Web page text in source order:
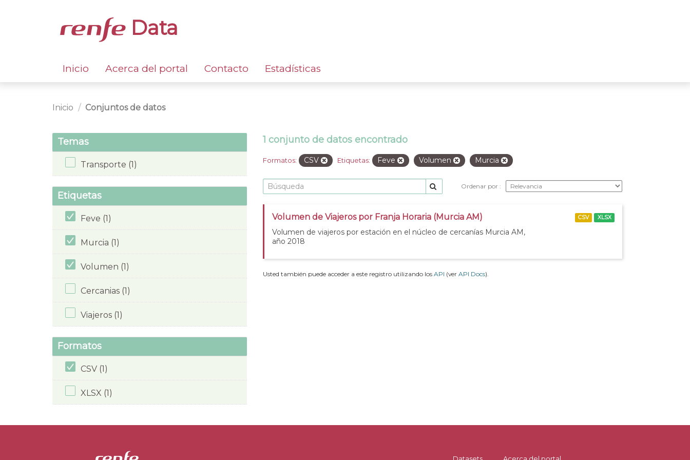
Data
Inicio Acerca del portal Contacto Estadísticas
Inicio Conjuntos de datos
Temas
Transporte (1)
Etiquetas
Feve (1)
Murcia (1)
Volumen (1)
Cercanias (1)
Viajeros (1)
Formatos
CSV (1)
XLSX (1)
1 conjunto de datos encontrado
Formatos: CSV Etiquetas: Feve Volumen Murcia
Ordenar por
Volumen de Viajeros por Franja Horaria (Murcia AM)
Volumen de viajeros por estación en el núcleo de cercanías Murcia AM,
año 2018
CSV XLSX
Usted también puede acceder a este registro utilizando los API (ver API Docs).
Datasets Acerca del portal